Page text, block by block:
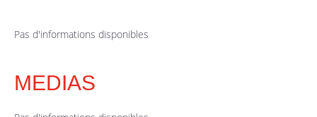
Pas d'informations disponibles
MEDIAS